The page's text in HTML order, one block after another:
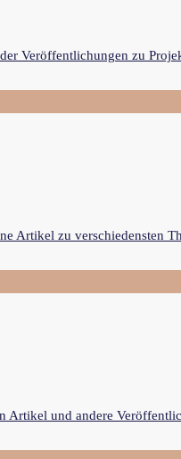
Veröffentlichungen zu
Artikel zu verschiedensten
und andere